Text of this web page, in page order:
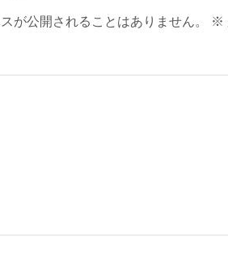
スが公開されることはありません。